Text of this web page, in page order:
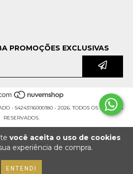
você aceita o uso de cookies
experiência de compra.
ENTENDI
PROMOÇÕES EXCLUSIVAS
- 54243116000180 - 2026. TODOS OS DIREITOS
RESERVADOS.